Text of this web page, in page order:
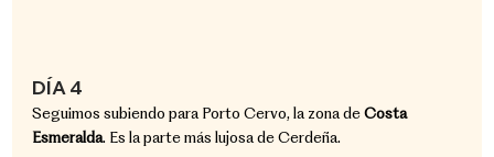
DÍA 4
Seguimos subiendo para Porto Cervo, la zona de Costa
Esmeralda. Es la parte más lujosa de Cerdeña.